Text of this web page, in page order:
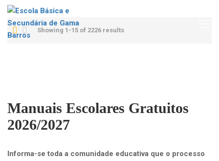
Showing 1-15 of 2226 results
Manuais Escolares Gratuitos
2026/2027
Informa-se toda a comunidade educativa que o processo